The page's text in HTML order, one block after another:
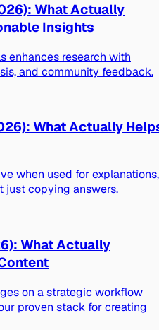
What Actually
Insights
enhances research with
and community feedback.
What Actually
when used for explanations,
copying answers.
What Actually
on a strategic workflow
proven stack for creating